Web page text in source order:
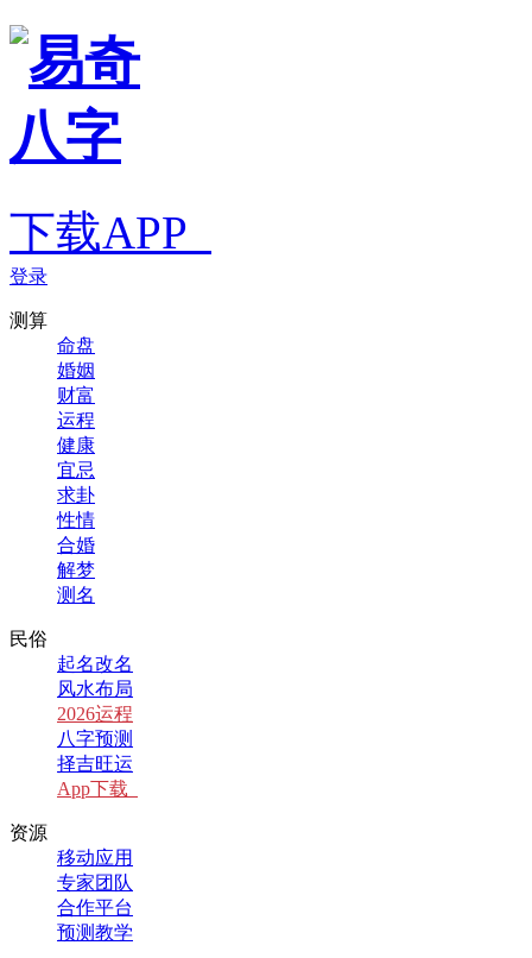
下载APP
登录
测算
命盘
婚姻
财富
运程
健康
宜忌
求卦
性情
合婚
解梦
测名
民俗
起名改名
风水布局
2026运程
八字预测
择吉旺运
App下载
资源
移动应用
专家团队
合作平台
预测教学